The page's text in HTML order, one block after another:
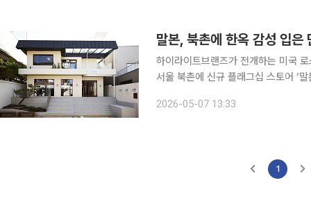
말본, 북촌에 한옥 감성 입은
하이라이트브랜즈가 전개하는 미국
서울 북촌에 신규 플래그십 스토어 ‘말본 가옥’을 7일 열었
한다는 계획이다. 매장이나 스토어 대
2026-05-07 13:33
1